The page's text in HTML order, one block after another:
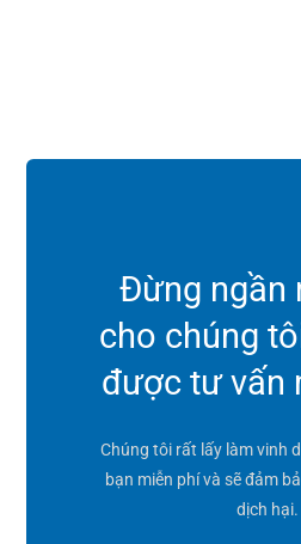
Đừng ngần
cho chúng
được tư vấn
Chúng tôi rất lấy làm vinh
bạn miễn phí và sẽ đảm
dịch hại.